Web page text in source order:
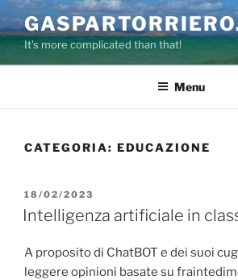
Salta
al
contenuto
It's more complicated than that!
Menu
CATEGORIA: EDUCAZIONE
PUBBLICATO
IL
18/02/2023
Intelligenza artificiale in
A proposito di ChatBOT e dei suoi
leggere opinioni basate su